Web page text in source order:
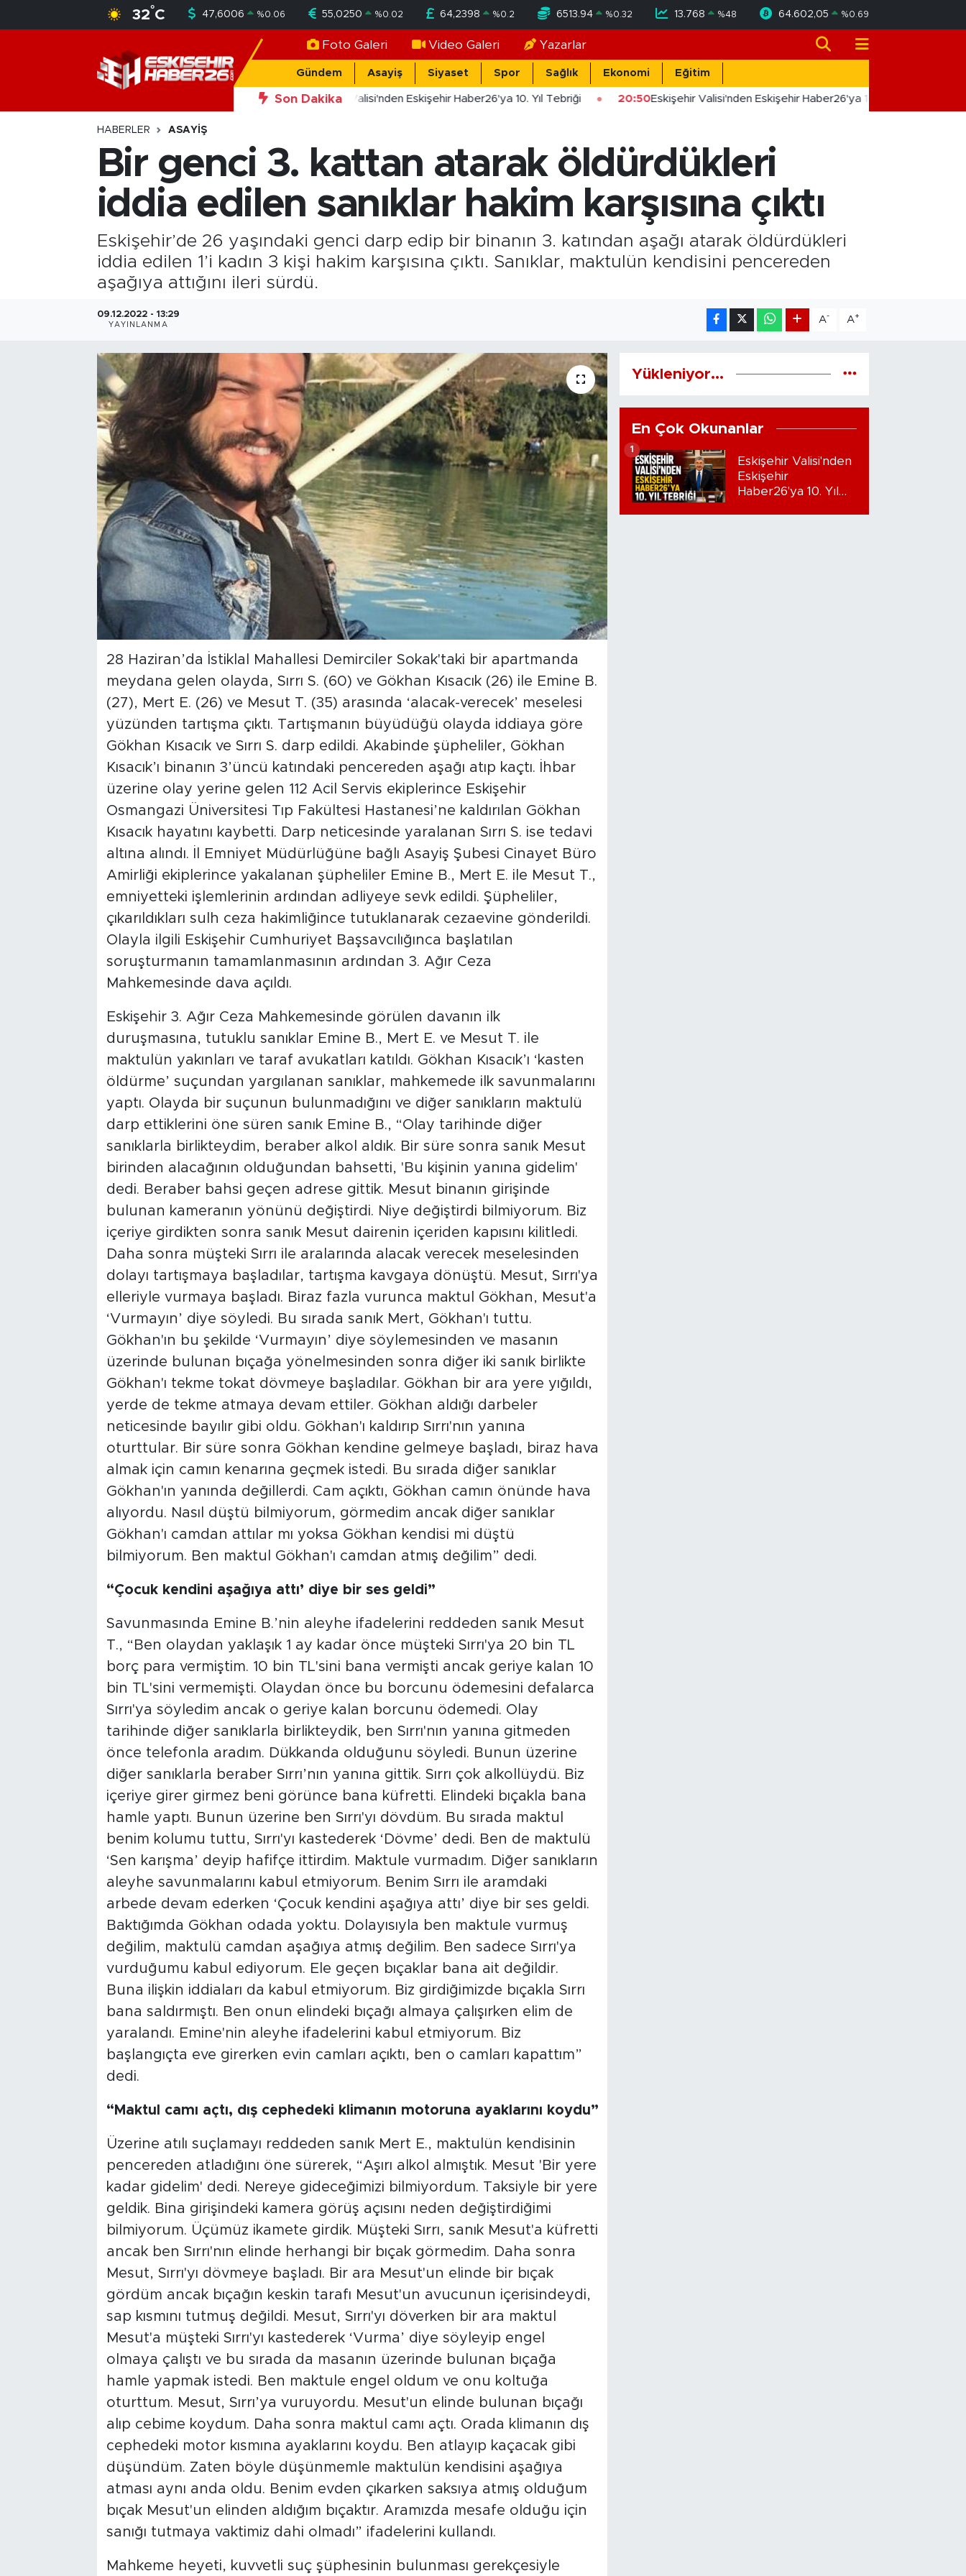
32°C 47,6006 %0.06 55,0250 %0.02 64,2398 %0.2 6513.94 %0.32 13.768 %48 64.602,05 %0.69
Foto Galeri Video Galeri Yazarlar
Gündem Asayiş Siyaset Spor Sağlık Ekonomi Eğitim
Son Dakika
20:50Eskişehir Valisi'nden Eskişehir Haber26'ya 10. Yıl Tebriği 20:50Eskişehir Valisi'nden Eskişehir Haber26'ya 10. Yıl Tebriği
HABERLER ASAYIŞ
Bir genci 3. kattan atarak öldürdükleri
iddia edilen sanıklar hakim karşısına çıktı
Eskişehir’de 26 yaşındaki genci darp edip bir binanın 3. katından aşağı atarak öldürdükleri
iddia edilen 1’i kadın 3 kişi hakim karşısına çıktı. Sanıklar, maktulün kendisini pencereden
aşağıya attığını ileri sürdü.
09.12.2022 - 13:29
YAYINLANMA
A- A+
28 Haziran’da İstiklal Mahallesi Demirciler Sokak'taki bir apartmanda
meydana gelen olayda, Sırrı S. (60) ve Gökhan Kısacık (26) ile Emine B.
(27), Mert E. (26) ve Mesut T. (35) arasında ‘alacak-verecek’ meselesi
yüzünden tartışma çıktı. Tartışmanın büyüdüğü olayda iddiaya göre
Gökhan Kısacık ve Sırrı S. darp edildi. Akabinde şüpheliler, Gökhan
Kısacık’ı binanın 3’üncü katındaki pencereden aşağı atıp kaçtı. İhbar
üzerine olay yerine gelen 112 Acil Servis ekiplerince Eskişehir
Osmangazi Üniversitesi Tıp Fakültesi Hastanesi’ne kaldırılan Gökhan
Kısacık hayatını kaybetti. Darp neticesinde yaralanan Sırrı S. ise tedavi
altına alındı. İl Emniyet Müdürlüğüne bağlı Asayiş Şubesi Cinayet Büro
Amirliği ekiplerince yakalanan şüpheliler Emine B., Mert E. ile Mesut T.,
emniyetteki işlemlerinin ardından adliyeye sevk edildi. Şüpheliler,
çıkarıldıkları sulh ceza hakimliğince tutuklanarak cezaevine gönderildi.
Olayla ilgili Eskişehir Cumhuriyet Başsavcılığınca başlatılan
soruşturmanın tamamlanmasının ardından 3. Ağır Ceza
Mahkemesinde dava açıldı.
Eskişehir 3. Ağır Ceza Mahkemesinde görülen davanın ilk
duruşmasına, tutuklu sanıklar Emine B., Mert E. ve Mesut T. ile
maktulün yakınları ve taraf avukatları katıldı. Gökhan Kısacık’ı ‘kasten
öldürme’ suçundan yargılanan sanıklar, mahkemede ilk savunmalarını
yaptı. Olayda bir suçunun bulunmadığını ve diğer sanıkların maktulü
darp ettiklerini öne süren sanık Emine B., “Olay tarihinde diğer
sanıklarla birlikteydim, beraber alkol aldık. Bir süre sonra sanık Mesut
birinden alacağının olduğundan bahsetti, 'Bu kişinin yanına gidelim'
dedi. Beraber bahsi geçen adrese gittik. Mesut binanın girişinde
bulunan kameranın yönünü değiştirdi. Niye değiştirdi bilmiyorum. Biz
içeriye girdikten sonra sanık Mesut dairenin içeriden kapısını kilitledi.
Daha sonra müşteki Sırrı ile aralarında alacak verecek meselesinden
dolayı tartışmaya başladılar, tartışma kavgaya dönüştü. Mesut, Sırrı'ya
elleriyle vurmaya başladı. Biraz fazla vurunca maktul Gökhan, Mesut'a
‘Vurmayın’ diye söyledi. Bu sırada sanık Mert, Gökhan'ı tuttu.
Gökhan'ın bu şekilde ‘Vurmayın’ diye söylemesinden ve masanın
üzerinde bulunan bıçağa yönelmesinden sonra diğer iki sanık birlikte
Gökhan'ı tekme tokat dövmeye başladılar. Gökhan bir ara yere yığıldı,
yerde de tekme atmaya devam ettiler. Gökhan aldığı darbeler
neticesinde bayılır gibi oldu. Gökhan'ı kaldırıp Sırrı'nın yanına
oturttular. Bir süre sonra Gökhan kendine gelmeye başladı, biraz hava
almak için camın kenarına geçmek istedi. Bu sırada diğer sanıklar
Gökhan'ın yanında değillerdi. Cam açıktı, Gökhan camın önünde hava
alıyordu. Nasıl düştü bilmiyorum, görmedim ancak diğer sanıklar
Gökhan'ı camdan attılar mı yoksa Gökhan kendisi mi düştü
bilmiyorum. Ben maktul Gökhan'ı camdan atmış değilim” dedi.
“Çocuk kendini aşağıya attı’ diye bir ses geldi”
Savunmasında Emine B.’nin aleyhe ifadelerini reddeden sanık Mesut
T., “Ben olaydan yaklaşık 1 ay kadar önce müşteki Sırrı'ya 20 bin TL
borç para vermiştim. 10 bin TL'sini bana vermişti ancak geriye kalan 10
bin TL'sini vermemişti. Olaydan önce bu borcunu ödemesini defalarca
Sırrı'ya söyledim ancak o geriye kalan borcunu ödemedi. Olay
tarihinde diğer sanıklarla birlikteydik, ben Sırrı'nın yanına gitmeden
önce telefonla aradım. Dükkanda olduğunu söyledi. Bunun üzerine
diğer sanıklarla beraber Sırrı’nın yanına gittik. Sırrı çok alkollüydü. Biz
içeriye girer girmez beni görünce bana küfretti. Elindeki bıçakla bana
hamle yaptı. Bunun üzerine ben Sırrı'yı dövdüm. Bu sırada maktul
benim kolumu tuttu, Sırrı'yı kastederek ‘Dövme’ dedi. Ben de maktulü
‘Sen karışma’ deyip hafifçe ittirdim. Maktule vurmadım. Diğer sanıkların
aleyhe savunmalarını kabul etmiyorum. Benim Sırrı ile aramdaki
arbede devam ederken ‘Çocuk kendini aşağıya attı’ diye bir ses geldi.
Baktığımda Gökhan odada yoktu. Dolayısıyla ben maktule vurmuş
değilim, maktulü camdan aşağıya atmış değilim. Ben sadece Sırrı'ya
vurduğumu kabul ediyorum. Ele geçen bıçaklar bana ait değildir.
Buna ilişkin iddiaları da kabul etmiyorum. Biz girdiğimizde bıçakla Sırrı
bana saldırmıştı. Ben onun elindeki bıçağı almaya çalışırken elim de
yaralandı. Emine'nin aleyhe ifadelerini kabul etmiyorum. Biz
başlangıçta eve girerken evin camları açıktı, ben o camları kapattım”
dedi.
“Maktul camı açtı, dış cephedeki klimanın motoruna ayaklarını koydu”
Üzerine atılı suçlamayı reddeden sanık Mert E., maktulün kendisinin
pencereden atladığını öne sürerek, “Aşırı alkol almıştık. Mesut 'Bir yere
kadar gidelim' dedi. Nereye gideceğimizi bilmiyordum. Taksiyle bir yere
geldik. Bina girişindeki kamera görüş açısını neden değiştirdiğimi
bilmiyorum. Üçümüz ikamete girdik. Müşteki Sırrı, sanık Mesut'a küfretti
ancak ben Sırrı'nın elinde herhangi bir bıçak görmedim. Daha sonra
Mesut, Sırrı'yı dövmeye başladı. Bir ara Mesut'un elinde bir bıçak
gördüm ancak bıçağın keskin tarafı Mesut'un avucunun içerisindeydi,
sap kısmını tutmuş değildi. Mesut, Sırrı'yı döverken bir ara maktul
Mesut'a müşteki Sırrı'yı kastederek ‘Vurma’ diye söyleyip engel
olmaya çalıştı ve bu sırada da masanın üzerinde bulunan bıçağa
hamle yapmak istedi. Ben maktule engel oldum ve onu koltuğa
oturttum. Mesut, Sırrı’ya vuruyordu. Mesut'un elinde bulunan bıçağı
alıp cebime koydum. Daha sonra maktul camı açtı. Orada klimanın dış
cephedeki motor kısmına ayaklarını koydu. Ben atlayıp kaçacak gibi
düşündüm. Zaten böyle düşünmemle maktulün kendisini aşağıya
atması aynı anda oldu. Benim evden çıkarken saksıya atmış olduğum
bıçak Mesut'un elinden aldığım bıçaktır. Aramızda mesafe olduğu için
sanığı tutmaya vaktimiz dahi olmadı” ifadelerini kullandı.
Mahkeme heyeti, kuvvetli suç şüphesinin bulunması gerekçesiyle
Yükleniyor...
En Çok Okunanlar
Eskişehir Valisi'nden
Eskişehir
Haber26'ya 10. Yıl
1
Nöbetçi Eczaneler
Hava Durumu
Trafik Durumu
Süper Lig Puan Durumu ve Fikstür
Tüm Manşetler
Son Dakika Haberleri